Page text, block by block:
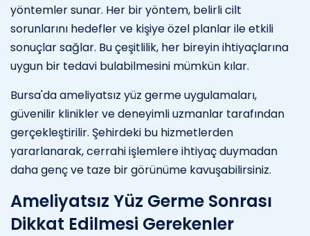
yöntemler sunar. Her bir yöntem, belirli cilt
sorunlarını hedefler ve kişiye özel planlar ile etkili
sonuçlar sağlar. Bu çeşitlilik, her bireyin ihtiyaçlarına
uygun bir tedavi bulabilmesini mümkün kılar.
Bursa'da ameliyatsız yüz germe uygulamaları,
güvenilir klinikler ve deneyimli uzmanlar tarafından
gerçekleştirilir. Şehirdeki bu hizmetlerden
yararlanarak, cerrahi işlemlere ihtiyaç duymadan
daha genç ve taze bir görünüme kavuşabilirsiniz.
Ameliyatsız Yüz Germe Sonrası
Dikkat Edilmesi Gerekenler